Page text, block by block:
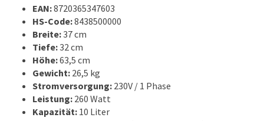
EAN:8720365347603
HS-Code:8438500000
Breite:37 cm
Tiefe:32 cm
Höhe:63,5 cm
Gewicht: 26,5 kg
Stromversorgung: 230V / 1 Phase
Leistung: 260 Watt
Kapazität: 10 Liter